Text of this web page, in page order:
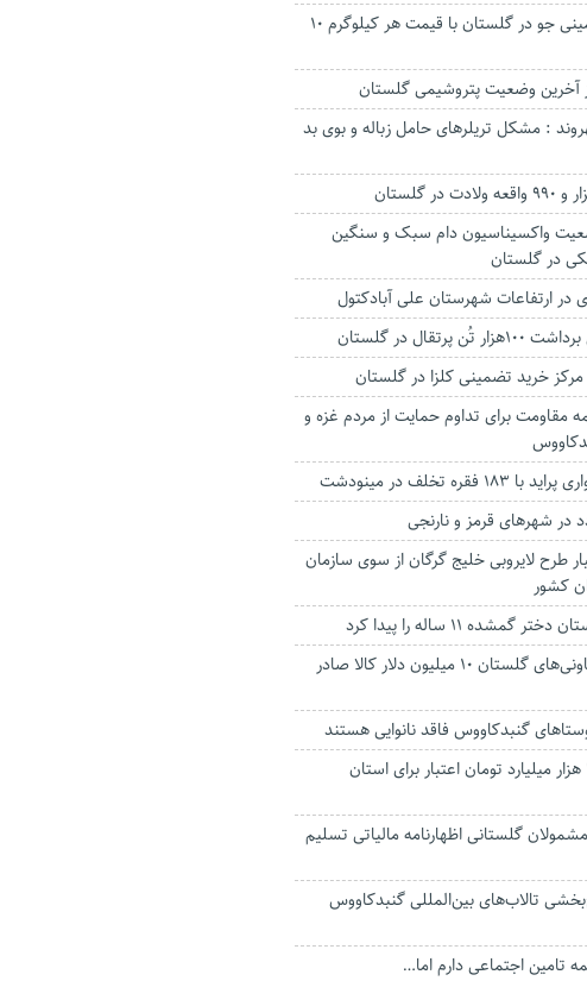
خرید تضمینی جو در گلستان با قیمت هر کیلوگرم ۱۰
آخرین وضعیت پتروشیمی گلستان
: مشکل تریلرهای حامل زباله و بوی بد
واکسیناسیون دام سبک و سنگین
در گلستان
ارتفاعات شهرستان علی آبادکتول
پرتقال در گلستان
مقاومت برای تداوم حمایت از مردم غزه و
فقره تخلف در مینودشت
در شهر‌های قرمز و نارنجی
طرح لایروبی خلیج گرگان از سوی سازمان
کشور
گمشده ۱۱ ساله را پیدا کرد
شرکت‌ تعاونی‌های گلستان ۱۰ میلیون دلار کالا صادر
گنبدکاووس فاقد نانوایی هستند
تصویب ۱۱ هزار میلیارد تومان اعتبار برای استان
مشمولان گلستانی اظهارنامه مالیاتی تسلیم
تالاب‌های بین‌المللی گنبدکاووس
تامین اجتماعی دارم اما…